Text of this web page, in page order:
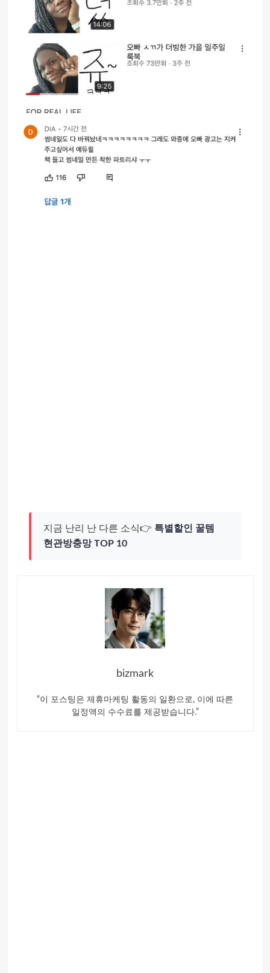
지금 난리 난 다른 소식👉 특별할인 꿀템
현관방충망 TOP 10
bizmark
“이 포스팅은 제휴마케팅 활동의 일환으로, 이에 따른
일정액의 수수료를 제공받습니다.”